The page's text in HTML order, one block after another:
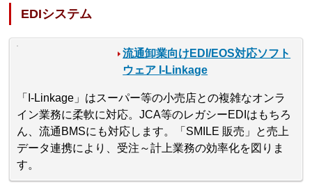
EDIシステム
流通卸業向けEDI/EOS対応ソフト
ウェア I-Linkage
「I-Linkage」はスーパー等の小売店との複雑なオンラ
イン業務に柔軟に対応。JCA等のレガシーEDIはもちろ
ん、流通BMSにも対応します。「SMILE 販売」と売上
データ連携により、受注～計上業務の効率化を図りま
す。